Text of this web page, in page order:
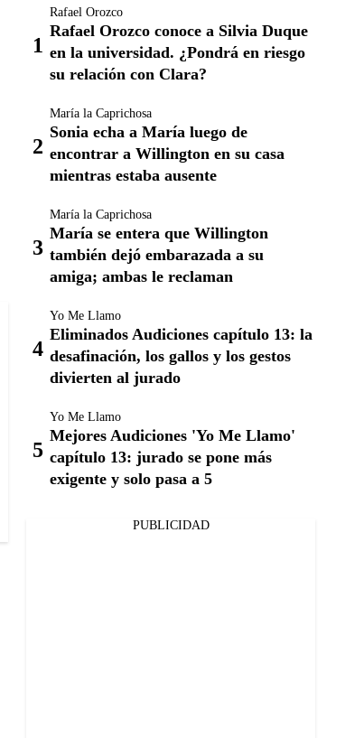
Rafael Orozco
Rafael Orozco conoce a Silvia Duque
en la universidad. ¿Pondrá en riesgo
su relación con Clara?
María la Caprichosa
Sonia echa a María luego de
encontrar a Willington en su casa
mientras estaba ausente
María la Caprichosa
María se entera que Willington
también dejó embarazada a su
amiga; ambas le reclaman
Yo Me Llamo
Eliminados Audiciones capítulo 13: la
desafinación, los gallos y los gestos
divierten al jurado
Yo Me Llamo
Mejores Audiciones 'Yo Me Llamo'
capítulo 13: jurado se pone más
exigente y solo pasa a 5
PUBLICIDAD